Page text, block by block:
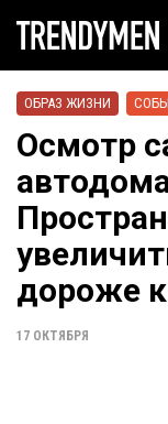
ОБРАЗ ЖИЗНИ
Осмотр
дороже
17 ОКТЯБРЯ